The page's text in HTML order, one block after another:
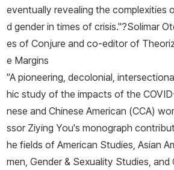
eventually revealing the complexities
d gender in times of crisis."?Solimar
es of Conjure and co-editor of
e Margins
"A pioneering, decolonial,
hic study of the impacts of the
nese and Chinese American (CCA)
ssor Ziying You's monograph
he fields of American Studies, Asian
men, Gender & Sexuality Studies, and